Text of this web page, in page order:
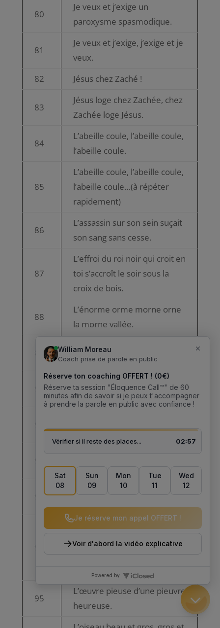
80
Je veux et j’exige un
paroxysme spasmodique.
81
Je veux et j’exige, j’exige et je
veux.
82
Jésus chez Zaché !
83
Jésus loge chez Zachée, chez
Zachée loge Jésus.
84
L’abeille coule, l’abeille coule,
l’abeille coule.
85
L’abeille coule, l’abeille coule,
l’abeille coule…(à répéter
rapidement)
86
L’assassin sur son sein suçait
son sang sans cesse.
87
L’effroi du roi noir qui croit en
toi s’accroît le soir sous la
croix de bois.
88
L’énorme orme morne orne
la morne vallée.
89
L’essence de la science
donne l’aisance des sens.
90
L’essence de la science
donne l’aisance des sens.
91
huilent l’ouie de l’huissier.
92
hurle.
93
L’intrus obtus obture l’obus.
94
L’œil de l’écureuil t’accueille
sur le seuil de la feuille
95
L’œuvre pieuse d’une pieuvre
heureuse.